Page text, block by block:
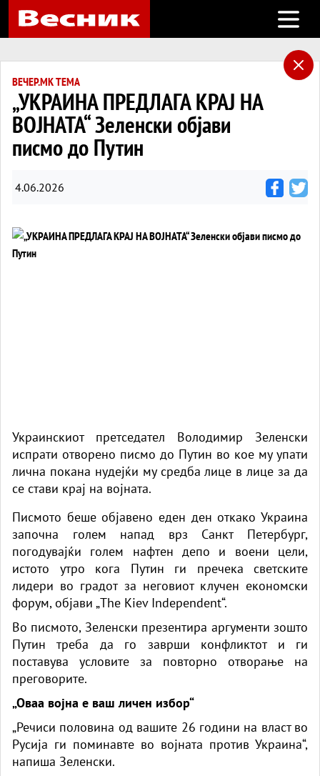
Open
ВЕЧЕР.МК ТЕМА
„УКРАИНА ПРЕДЛАГА КРАЈ НА
ВОЈНАТА“ Зеленски објави
писмо до Путин
4.06.2026
Украинскиот претседател Володимир Зеленски
испрати отворено писмо до Путин во кое му упати
лична покана нудејќи му средба лице в лице за да
се стави крај на војната.
Писмото беше објавено еден ден откако Украина
започна голем напад врз Санкт Петербург,
погодувајќи голем нафтен депо и воени цели,
истото утро кога Путин ги пречека светските
лидери во градот за неговиот клучен економски
форум, објави „The Kiev Independent“.
Во писмото, Зеленски презентира аргументи зошто
Путин треба да го заврши конфликтот и ги
поставува условите за повторно отворање на
преговорите.
„Оваа војна е ваш личен избор“
„Речиси половина од вашите 26 години на власт во
Русија ги поминавте во војната против Украина“,
напиша Зеленски.